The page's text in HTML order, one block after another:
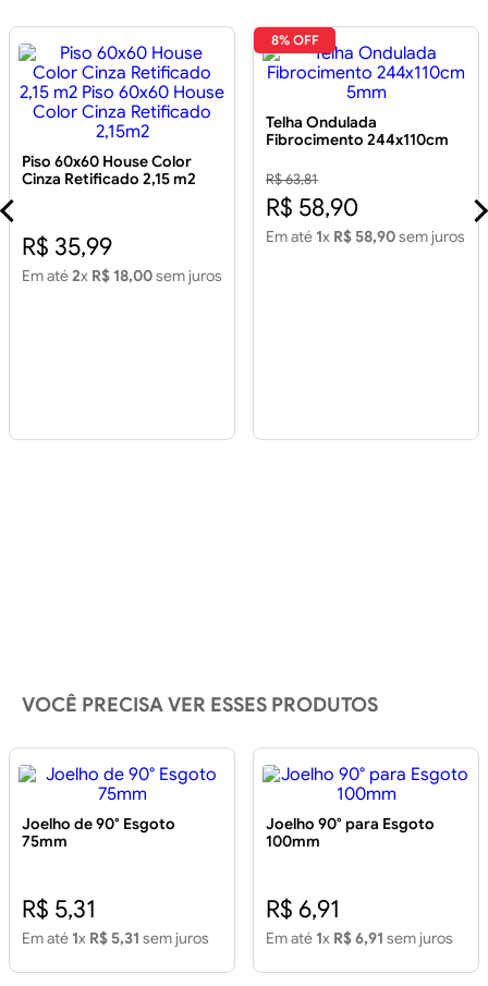
Piso 60x60 House Color
Cinza Retificado 2,15 m2
R$ 35,99
Em até2x R$ 18,00sem juros
8% OFF
Telha Ondulada
Fibrocimento 244x110cm
R$ 63,81
R$ 58,90
Em até 1x R$ 58,90sem juros
VOCÊ PRECISA VER ESSES PRODUTOS
Joelho de 90° Esgoto
75mm
R$ 5,31
Em até 1x R$ 5,31 sem juros
Joelho 90° para Esgoto
100mm
R$ 6,91
Em até 1x R$ 6,91 sem juros